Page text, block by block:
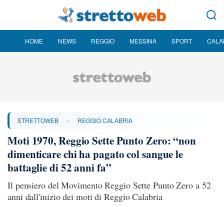
HOME NEWS REGGIO MESSINA SPORT
STRETTOWEB » REGGIO CALABRIA
Moti 1970, Reggio Sette Punto Zero: “non
dimenticare chi ha pagato col sangue le
battaglie di 52 anni fa”
Il pensiero del Movimento Reggio Sette Punto Zero a 52
anni dall'inizio dei moti di Reggio Calabria